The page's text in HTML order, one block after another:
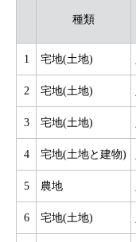
種類
1 宅地(土地)
2 宅地(土地)
3 宅地(土地)
4 宅地(土地と建物)
5 農地
6 宅地(土地)